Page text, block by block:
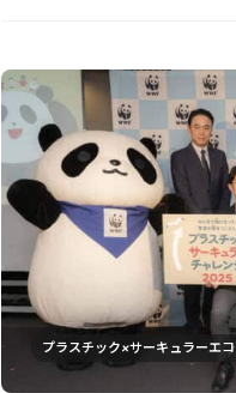
プラスチック×サーキュラーエ